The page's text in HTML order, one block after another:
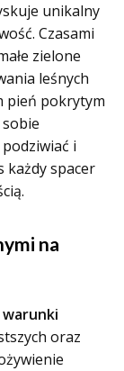
unikalny
Czasami
zielone
leśnych
pień pokrytym
i
każdy spacer
na
oraz